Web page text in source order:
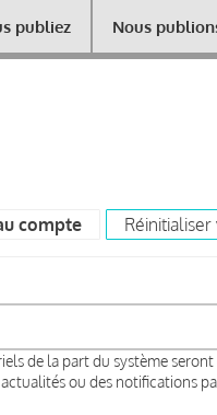
publiez Nous
compte (onglet actif)
de la part du système
ou des notifications